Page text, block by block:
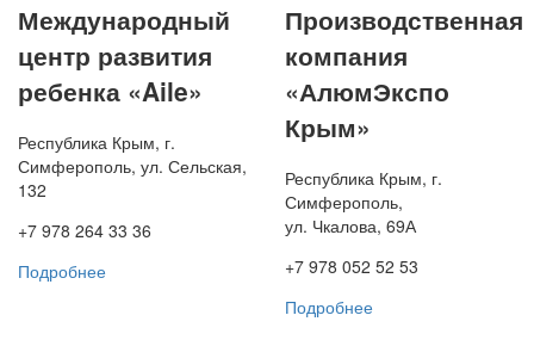
Международный
центр развития
ребенка «Aile»
Республика Крым, г.
Симферополь, ул. Сельская,
132
+7 978 264 33 36
Подробнее
Производственная
компания
«АлюмЭкспо
Крым»
Республика Крым, г.
Симферополь,
ул. Чкалова, 69А
+7 978 052 52 53
Подробнее